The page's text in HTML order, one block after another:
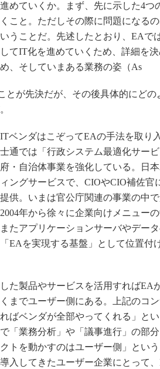
めていくか。まず、先に示した4つ
こと。ただしその際に問題になる
うことだ。先述したとおり、EAで
てIT化を進めていくため、詳細を
、そしていまある業務の姿（As
とが先決だが、その後具体的にど
ベンダはこぞってEAの手法を取り
通では「行政システム最適化サー
・自治体事業を強化している。日
ングサービスで、CIOやCIO補佐
供。いまは官公庁関連の事業の中
年から徐々に企業向けメニュー
たアプリケーションサーバやデー
EAを実現する基盤」として位置付
た製品やサービスを活用すればEA
までユーザー側にある。上記のコ
ればベンダが全部やってくれる」と
「業務分析」や「議事進行」の部
トを動かすのはユーザー側」とい
入してきたユーザー企業にとって